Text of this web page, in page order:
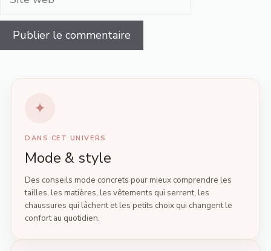
DANS CET UNIVERS
Mode & style
Des conseils mode concrets pour mieux comprendre les
tailles, les matières, les vêtements qui serrent, les
chaussures qui lâchent et les petits choix qui changent le
confort au quotidien.